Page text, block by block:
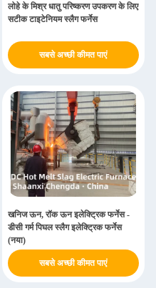
लोहे के मिश्र धातु परिष्करण उपकरण के लिए
सटीक टाइटेनियम स्लैग फर्नेस
सबसे अच्छी कीमत पाएं
खनिज ऊन, रॉक ऊन इलेक्ट्रिक फर्नेस -
डीसी गर्म पिघल स्लैग इलेक्ट्रिक फर्नेस
(नया)
सबसे अच्छी कीमत पाएं